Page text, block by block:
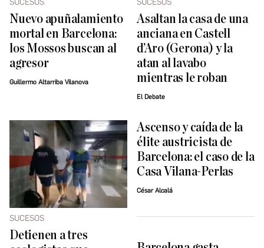
SUCESOS
Nuevo apuñalamiento
mortal en Barcelona:
los Mossos buscan al
agresor
Guillermo Altarriba Vilanova
SUCESOS
Asaltan la casa de una
anciana en Castell
d’Aro (Gerona) y la
atan al lavabo
mientras le roban
El Debate
SUCESOS
Detienen a tres
Ascenso y caída de la
élite austricista de
Barcelona: el caso de la
Casa Vilana-Perlas
César Alcalá